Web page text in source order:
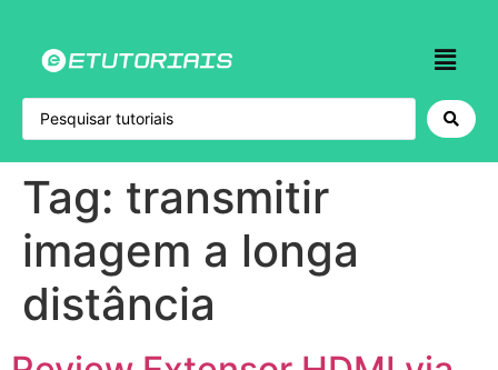
Tag: transmitir
imagem a longa
distância